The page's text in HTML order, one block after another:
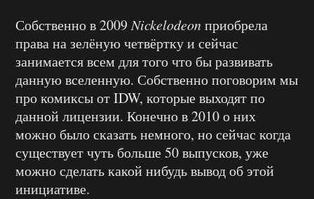
Собственно в 2009Nickelodeonприобрела
права на зелёную четвёртку и сейчас
занимается всем для того что бы развивать
данную вселенную. Собственно поговорим мы
про комиксы от IDW, которые выходят по
данной лицензии. Конечно в 2010 о них
можно было сказать немного, но сейчас когда
существует чуть больше 50 выпусков, уже
можно сделать какой нибудь вывод об этой
инициативе.